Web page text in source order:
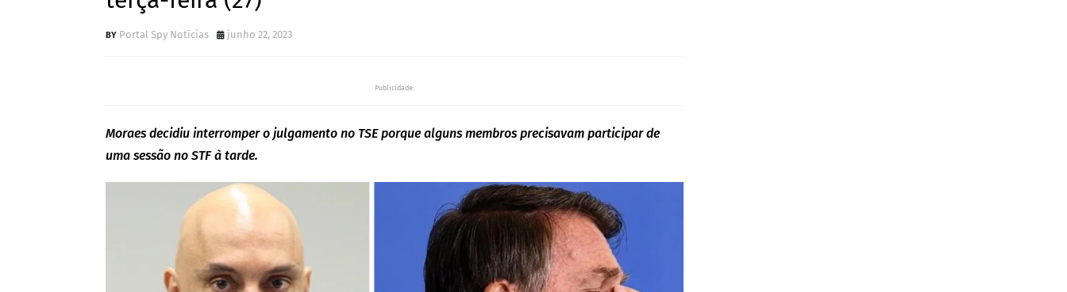
Portal Spy Notícias junho 22, 2023
Publicidade:
Moraes decidiu interromper o julgamento no TSE porque alguns membros precisavam participar de
uma sessão no STF à tarde.